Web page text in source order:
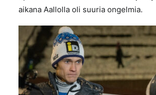
aikana Aallolla oli suuria ongelmia.